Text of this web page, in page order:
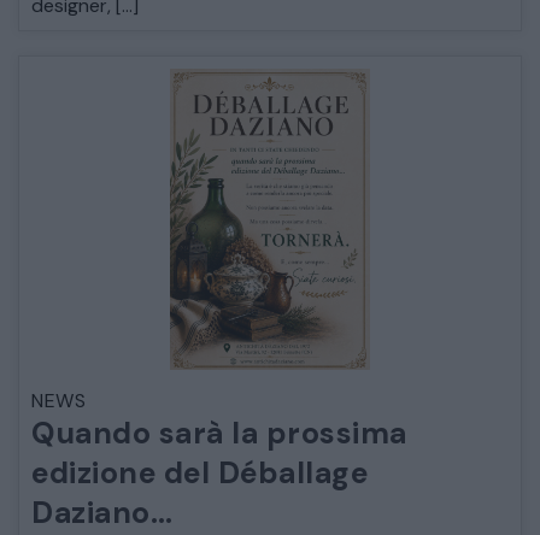
SALE DA PRANZO E SOGGIORNO
TAVOLI TAVOLINI CONSOLE
SEDIE POLTRONE DIVANI
CREDENZE – DOPPI CORPI – BUFFET
designer, […]
NEWS
Quando sarà la prossima
edizione del Déballage
Daziano…